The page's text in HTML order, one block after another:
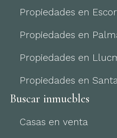
Propiedades en
Propiedades en
Propiedades en
Propiedades en
Buscar inmuebles
Casas en venta